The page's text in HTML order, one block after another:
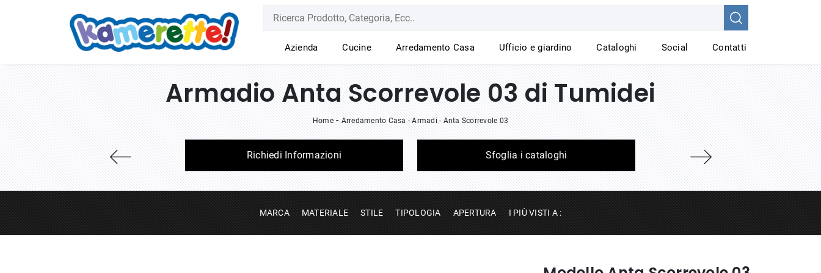
Azienda Cucine Arredamento Casa Ufficio e giardino Cataloghi Social Contatti
Armadio Anta Scorrevole 03 di Tumidei
Home-Arredamento Casa-Armadi -Anta Scorrevole 03
Richiedi Informazioni Sfoglia i cataloghi
MARCA MATERIALE STILE TIPOLOGIA APERTURA I PIÙ VISTI A :